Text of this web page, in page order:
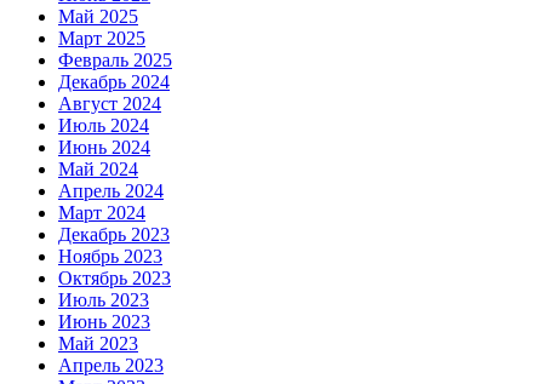
Май 2025
Март 2025
Февраль 2025
Декабрь 2024
Август 2024
Июль 2024
Июнь 2024
Май 2024
Апрель 2024
Март 2024
Декабрь 2023
Ноябрь 2023
Октябрь 2023
Июль 2023
Июнь 2023
Май 2023
Апрель 2023